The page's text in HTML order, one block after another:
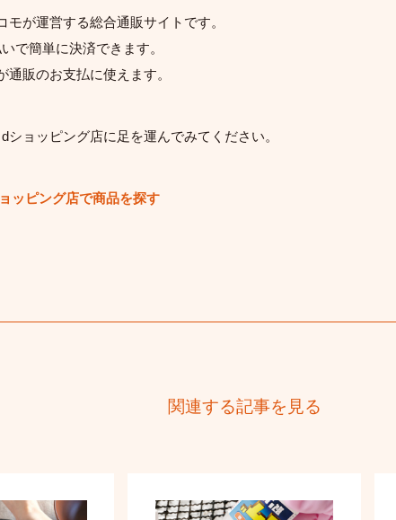
モが運営する総合通販サイトです。
で簡単に決済できます。
通販のお支払に使えます。
ショッピング店に足を運んでみてください。
ッピング店で商品を探す
関連する記事を見る